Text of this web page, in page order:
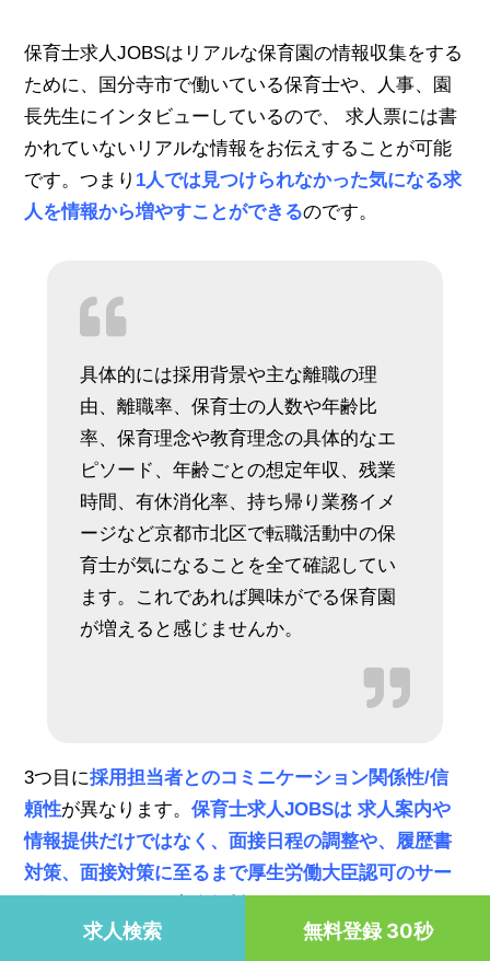
保育士求人JOBSはリアルな保育園の情報収集をする
ために、国分寺市で働いている保育士や、人事、園
長先生にインタビューしているので、 求人票には書
かれていないリアルな情報をお伝えすることが可能
です。つまり 1人では見つけられなかった気になる求
人を情報から増やすことができるのです。
具体的には採用背景や主な離職の理
由、離職率、保育士の人数や年齢比
率、保育理念や教育理念の具体的なエ
ピソード、年齢ごとの想定年収、残業
時間、有休消化率、持ち帰り業務イメ
ージなど京都市北区で転職活動中の保
育士が気になることを全て確認してい
ます。これであれば興味がでる保育園
が増えると感じませんか。
3つ目に採用担当者とのコミニケーション関係性/信
頼性が異なります。保育士求人JOBSは 求人案内や
情報提供だけではなく、面接日程の調整や、履歴書
対策、面接対策に至るまで厚生労働大臣認可のサー
言い換えれば転職活動中に保育士が採用担当者に連
求人検索 無料登録 30秒